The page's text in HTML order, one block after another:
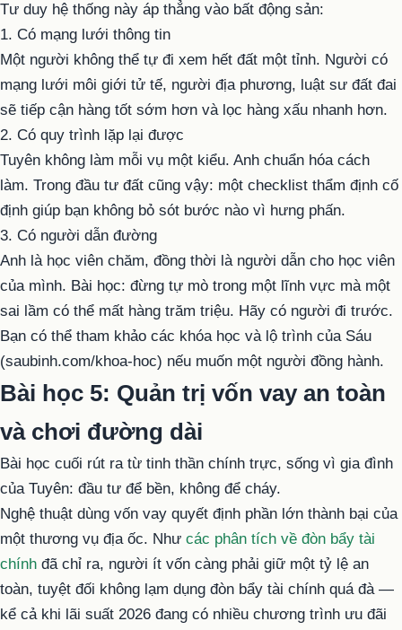
Tư duy hệ thống này áp thẳng vào bất động sản:
1. Có mạng lưới thông tin
Một người không thể tự đi xem hết đất một tỉnh. Người có
mạng lưới môi giới tử tế, người địa phương, luật sư đất đai
sẽ tiếp cận hàng tốt sớm hơn và lọc hàng xấu nhanh hơn.
2. Có quy trình lặp lại được
Tuyên không làm mỗi vụ một kiểu. Anh chuẩn hóa cách
làm. Trong đầu tư đất cũng vậy: một checklist thẩm định cố
định giúp bạn không bỏ sót bước nào vì hưng phấn.
3. Có người dẫn đường
Anh là học viên chăm, đồng thời là người dẫn cho học viên
của mình. Bài học: đừng tự mò trong một lĩnh vực mà một
sai lầm có thể mất hàng trăm triệu. Hãy có người đi trước.
Bạn có thể tham khảo các khóa học và lộ trình của Sáu
(saubinh.com/khoa-hoc) nếu muốn một người đồng hành.
Bài học 5: Quản trị vốn vay an toàn
và chơi đường dài
Bài học cuối rút ra từ tinh thần chính trực, sống vì gia đình
của Tuyên: đầu tư để bền, không để cháy.
Nghệ thuật dùng vốn vay quyết định phần lớn thành bại của
một thương vụ địa ốc. Như các phân tích về đòn bẩy tài
chính đã chỉ ra, người ít vốn càng phải giữ một tỷ lệ an
toàn, tuyệt đối không lạm dụng đòn bẩy tài chính quá đà —
kể cả khi lãi suất 2026 đang có nhiều chương trình ưu đãi